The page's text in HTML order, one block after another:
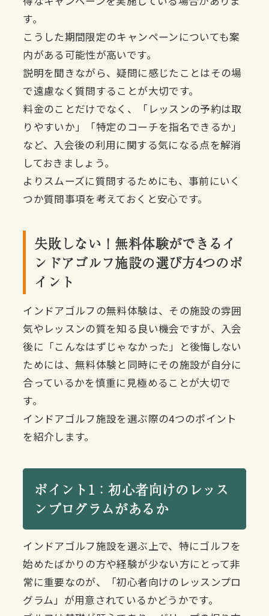
す。
こうした期間限定のキャンペーンについても案
内がある可能性が高いです。
説明を聞きながら、疑問に感じたことはその場
で遠慮なく質問することが大切です。
料金のことだけでなく、「レッスンの予約は取
りやすいか」「特定のコーチを指名できるか」
など、入会後の利用に関する気になる点を解消
しておきましょう。
よりスムーズに質問するためにも、事前にいく
つか質問事項を考えておくと安心です。
失敗しない！無料体験ができるイ
ンドアゴルフ施設の選び方4つのポ
イント
インドアゴルフの無料体験は、その施設の雰囲
気やレッスンの質を知る良い機会ですが、入会
後に「こんなはずじゃなかった」と後悔しない
ためには、無料体験と同時にその施設が自分に
合っているかを慎重に見極めることが大切で
す。
インドアゴルフ施設を選ぶ際の4つのポイント
を紹介します。
ポイント1：初心者向けのレッス
ンプログラムがあるか
インドアゴルフ施設を選ぶ上で、特にゴルフを
始めたばかりの方や経験が少ない方にとって非
常に重要なのが、「初心者向けのレッスンプロ
グラム」が用意されているかどうかです。